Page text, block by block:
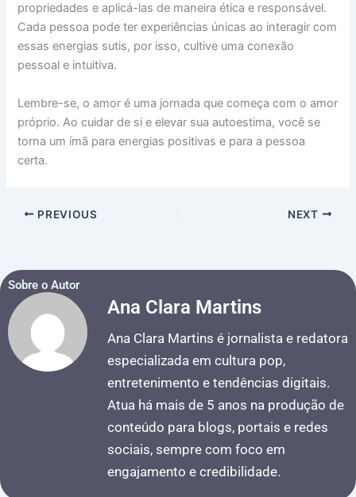
propriedades e aplicá-las de maneira ética e responsável.
Cada pessoa pode ter experiências únicas ao interagir com
essas energias sutis, por isso, cultive uma conexão
pessoal e intuitiva.
Lembre-se, o amor é uma jornada que começa com o amor
próprio. Ao cuidar de si e elevar sua autoestima, você se
torna um ímã para energias positivas e para a pessoa
certa.
PREVIOUS NEXT
Sobre o Autor
Ana Clara Martins
Ana Clara Martins é jornalista e redatora
especializada em cultura pop,
entretenimento e tendências digitais.
Atua há mais de 5 anos na produção de
conteúdo para blogs, portais e redes
sociais, sempre com foco em
engajamento e credibilidade.